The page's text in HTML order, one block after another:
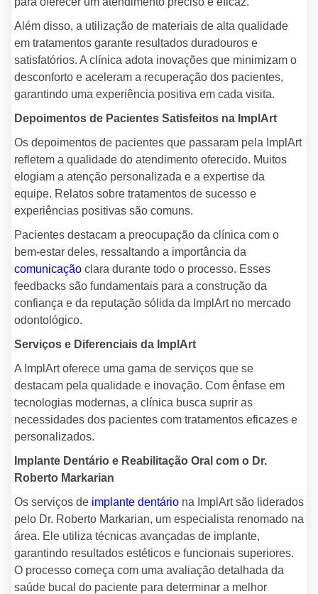
Além disso, a utilização de materiais de alta qualidade
em tratamentos garante resultados duradouros e
satisfatórios. A clínica adota inovações que minimizam o
desconforto e aceleram a recuperação dos pacientes,
garantindo uma experiência positiva em cada visita.
Depoimentos de Pacientes Satisfeitos na ImplArt
Os depoimentos de pacientes que passaram pela ImplArt
refletem a qualidade do atendimento oferecido. Muitos
elogiam a atenção personalizada e a expertise da
equipe. Relatos sobre tratamentos de sucesso e
experiências positivas são comuns.
Pacientes destacam a preocupação da clínica com o
bem-estar deles, ressaltando a importância da
comunicação clara durante todo o processo. Esses
feedbacks são fundamentais para a construção da
confiança e da reputação sólida da ImplArt no mercado
odontológico.
Serviços e Diferenciais da ImplArt
A ImplArt oferece uma gama de serviços que se
destacam pela qualidade e inovação. Com ênfase em
tecnologias modernas, a clínica busca suprir as
necessidades dos pacientes com tratamentos eficazes e
personalizados.
Implante Dentário e Reabilitação Oral com o Dr.
Roberto Markarian
Os serviços de implante dentário na ImplArt são liderados
pelo Dr. Roberto Markarian, um especialista renomado na
área. Ele utiliza técnicas avançadas de implante,
garantindo resultados estéticos e funcionais superiores.
O processo começa com uma avaliação detalhada da
saúde bucal do paciente para determinar a melhor